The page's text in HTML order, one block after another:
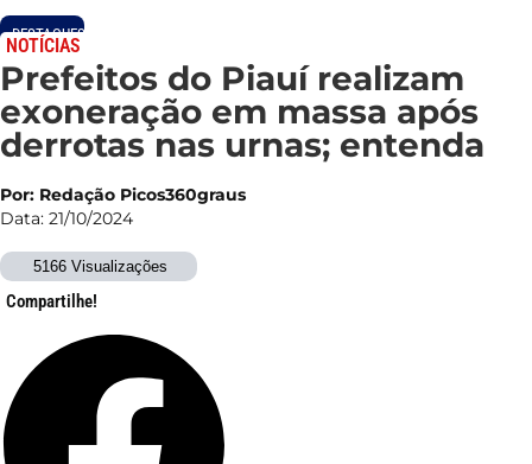
DESTAQUES
NOTÍCIAS
Prefeitos do Piauí realizam
exoneração em massa após
derrotas nas urnas; entenda
Por: Redação Picos360graus
Data: 21/10/2024
5166 Visualizações
Compartilhe!